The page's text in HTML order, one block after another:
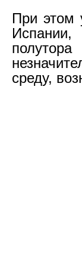
При этом
среду,